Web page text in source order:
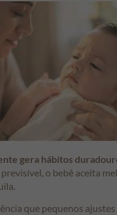
gera hábitos
o bebê aceita
que pequenos